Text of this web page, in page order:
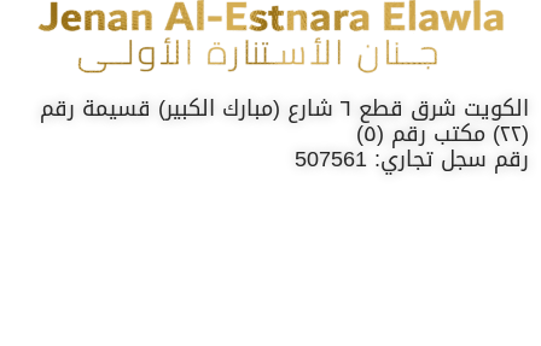
الكويت شرق قطع ٦ شارع (مبارك الكبير) قسيمة رقم
(٢٢) مكتب رقم (٥)
رقم سجل تجاري: 507561